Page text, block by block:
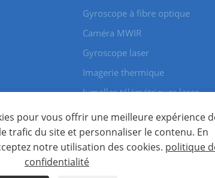
Gyroscope à fibre optique
Caméra MWIR
Gyroscope laser
Imagerie thermique
Jumelles télémétriques laser
Caméra
Jioptics Technology Co., Ltd - Module télémètre
pour vous offrir une meilleure expérience
trafic du site et personnaliser le contenu. En
notre utilisation des cookies. politique
confidentialité